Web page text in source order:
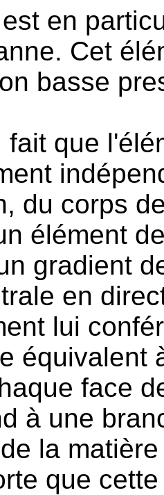
en
Cet
basse
fait que
du corps
élément
gradient
en
lui
équivalent
face
à une
la
que